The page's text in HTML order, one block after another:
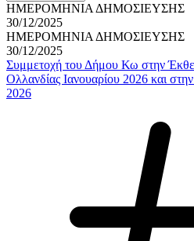
ΗΜΕΡΟΜΗΝΙΑ ΔΗΜΟΣΙΕΥΣΗΣ
30/12/2025
ΗΜΕΡΟΜΗΝΙΑ ΔΗΜΟΣΙΕΥΣΗΣ
30/12/2025
Συμμετοχή του Δήμου Κω στην
Ολλανδίας Ιανουαρίου 2026 και
2026